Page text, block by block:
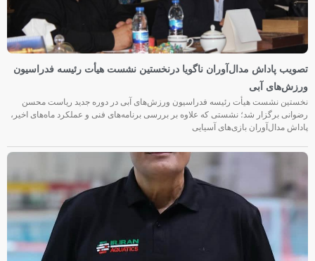
تصویب پاداش مدال‌آوران ناگویا درنخستین نشست هیأت رئیسه فدراسیون
ورزش‌های آبی
نخستین نشست هیأت رئیسه فدراسیون ورزش‌های آبی در دوره جدید ریاست محسن
رضوانی برگزار شد؛ نشستی که علاوه بر بررسی برنامه‌های فنی و عملکرد ماه‌های اخیر،
پاداش مدال‌آوران بازی‌های آسیایی